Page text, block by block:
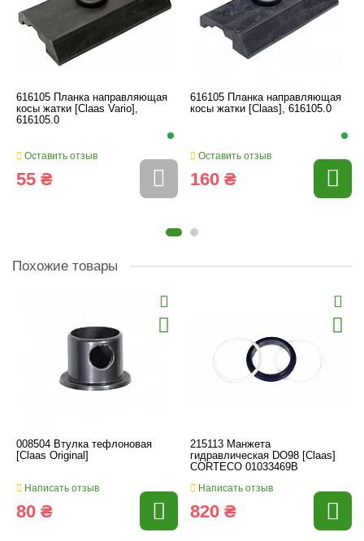
616105 Планка направляющая
косы жатки [Claas Vario],
616105.0
Оставить отзыв
55 ₴
616105 Планка направляющая
косы жатки [Claas], 616105.0
Оставить отзыв
160 ₴
Похожие товары
008504 Втулка тефлоновая
[Claas Original]
Написать отзыв
80 ₴
215113 Манжета
гидравлическая DO98 [Claas]
CORTECO 01033469B
Написать отзыв
820 ₴